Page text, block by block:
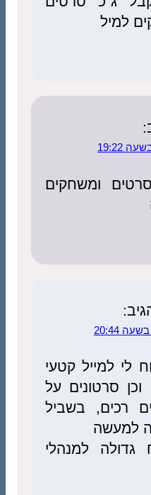
למיל
19:22
ומשחקים
20:44
לי למייל קטעי
וכן סרטונים על
רכים, בשביל
למעשה
למנהלי